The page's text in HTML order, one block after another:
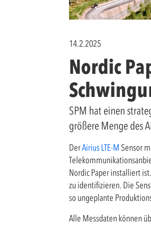
14.2.2025
Nordic
SPM hat einen
größere Menge des
DerAirius LTE-MSensor
Nordic Paper installiert
zu identifizieren. Die
so ungeplante
Alle Messdaten können